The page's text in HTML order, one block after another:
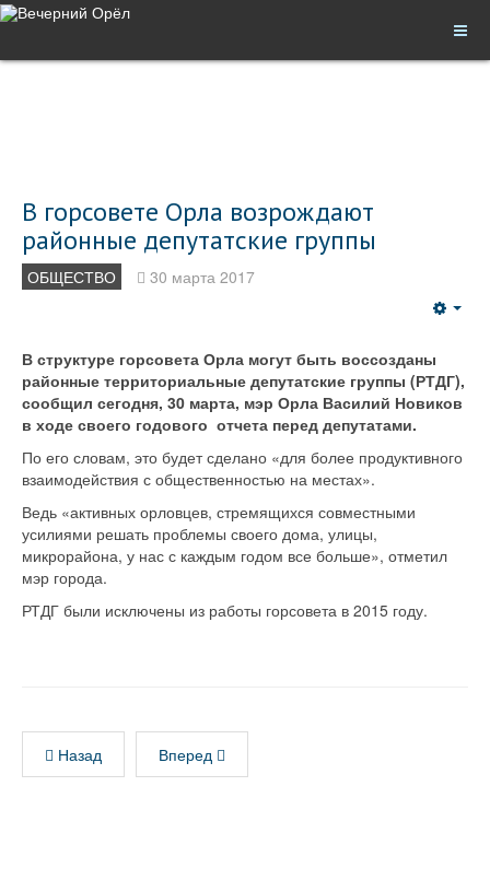
В горсовете Орла возрождают
районные депутатские группы
ОБЩЕСТВО 30 марта 2017
В структуре горсовета Орла могут быть воссозданы
районные территориальные депутатские группы (РТДГ),
сообщил сегодня, 30 марта, мэр Орла Василий Новиков
в ходе своего годового отчета перед депутатами.
По его словам, это будет сделано «для более продуктивного
взаимодействия с общественностью на местах».
Ведь «активных орловцев, стремящихся совместными
усилиями решать проблемы своего дома, улицы,
микрорайона, у нас с каждым годом все больше», отметил
мэр города.
РТДГ были исключены из работы горсовета в 2015 году.
Назад Вперед